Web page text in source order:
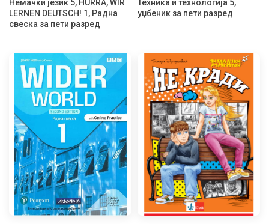
Немачки језик 5, HURRA, WIR
LERNEN DEUTSCH! 1, Радна
свеска за пети разред
Техника и технологија 5,
уџбеник за пети разред